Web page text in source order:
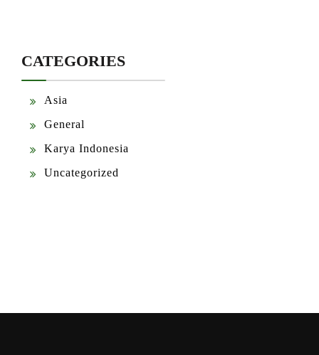
CATEGORIES
Asia
General
Karya Indonesia
Uncategorized